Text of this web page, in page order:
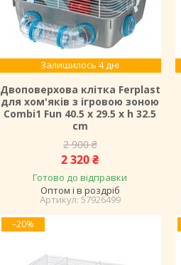
Залишилось 4 дні
Двоповерхова клітка Ferplast
для хом'яків з ігровою зоною
Combi1 Fun 40.5 x 29.5 x h 32.5
cm
2 900 ₴
2 320 ₴
Готово до відправки
Оптом і в роздріб
57926499
–20%